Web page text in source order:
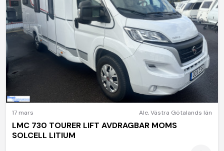
17 mars Ale,Västra Götalands län
LMC 730 TOURER LIFT AVDRAGBAR MOMS
SOLCELL LITIUM